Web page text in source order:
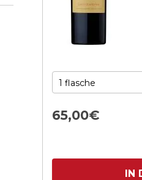
65,00€
IN